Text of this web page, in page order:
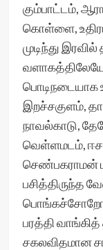
கும்பாட்டம்,
கொள்ளை,
முடிந்து
வளாகத்திலேயே
பொடிநடையாக
இறச்சகுளம்,
நாவல்காடு,
வெள்ளமடம்,
செண்பகராமன்
பசித்திருந்த
பரத்தி வாங்கித்
சகலவிதமான